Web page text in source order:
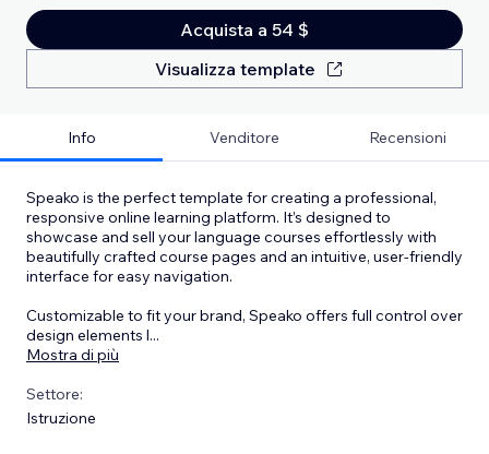
Acquista a 54 $
Visualizza template
Info Venditore Recensioni
Speako is the perfect template for creating a professional,
responsive online learning platform. It’s designed to
showcase and sell your language courses effortlessly with
beautifully crafted course pages and an intuitive, user-friendly
interface for easy navigation.
Customizable to fit your brand, Speako offers full control over
design elements l...
Mostra di più
Settore:
Istruzione